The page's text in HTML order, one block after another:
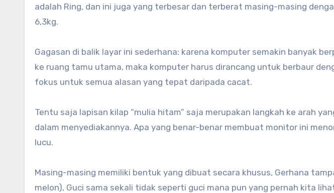
adalah Ring, dan ini juga yang terbesar dan terberat masing-masing
6,3kg.
Gagasan di balik layar ini sederhana: karena komputer semakin banyak
ke ruang tamu utama, maka komputer harus dirancang untuk berbaur
fokus untuk semua alasan yang tepat daripada cacat.
Tentu saja lapisan kilap “mulia hitam” saja merupakan langkah ke arah
dalam menyediakannya. Apa yang benar-benar membuat monitor ini
lucu.
Masing-masing memiliki bentuk yang dibuat secara khusus, Gerhana
melon), Guci sama sekali tidak seperti guci mana pun yang pernah kita